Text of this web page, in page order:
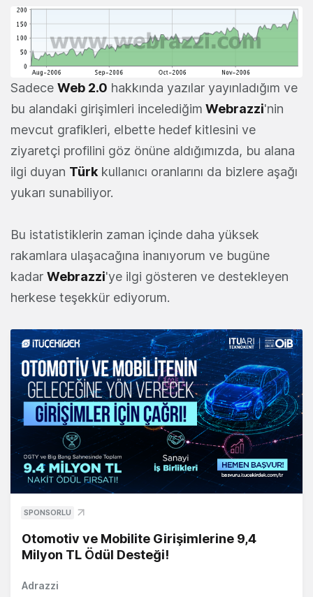
Sadece Web 2.0 hakkında yazılar yayınladığım ve
bu alandaki girişimleri incelediğim Webrazzi'nin
mevcut grafikleri, elbette hedef kitlesini ve
ziyaretçi profilini göz önüne aldığımızda, bu alana
ilgi duyan Türk kullanıcı oranlarını da bizlere aşağı
yukarı sunabiliyor.
Bu istatistiklerin zaman içinde daha yüksek
rakamlara ulaşacağına inanıyorum ve bugüne
kadar Webrazzi'ye ilgi gösteren ve destekleyen
herkese teşekkür ediyorum.
SPONSORLU
Otomotiv ve Mobilite Girişimlerine 9,4
Milyon TL Ödül Desteği!
Adrazzi